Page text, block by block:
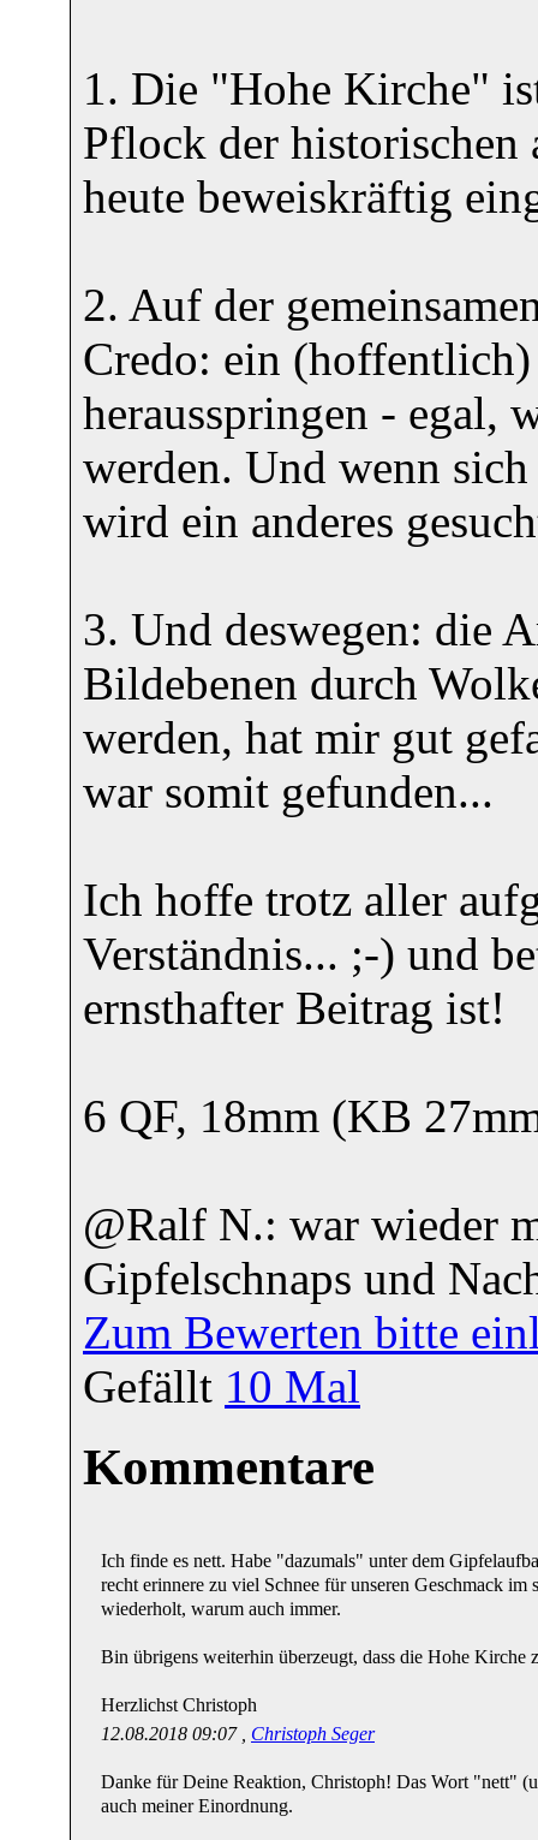
1. Die "Hohe Kirche"
Pflock der historischen
heute beweiskräftig
2. Auf der
Credo: ein (hoffentlich)
herausspringen - egal,
werden. Und wenn
wird ein anderes
3. Und deswegen: die
Bildebenen durch
werden, hat mir gut
war somit gefunden...
Ich hoffe trotz aller
Verständnis... ;-) und
ernsthafter Beitrag ist!
6 QF, 18mm (KB
@Ralf N.: war wieder
Gipfelschnaps und
Zum Bewerten bitte
Gefällt 10 Mal
Kommentare
Ich finde es nett. Habe "dazumals" unter dem
recht erinnere zu viel Schnee für unseren Geschmack im
wiederholt, warum auch immer.
Bin übrigens weiterhin überzeugt, dass die Hohe Kirche
Herzlichst Christoph
12.08.2018 09:07 , Christoph Seger
Danke für Deine Reaktion, Christoph! Das Wort "nett"
auch meiner Einordnung.